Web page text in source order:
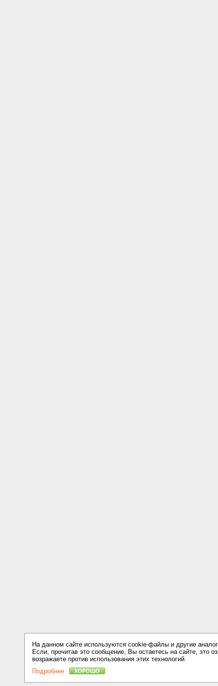
На данном сайте используются cookie-файлы и другие
Если, прочитав это сообщение, Вы остаетесь на сайте, это
возражаете против использования этих технологий.
Подробнее
ХОРОШО